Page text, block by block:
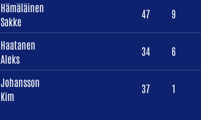
Hämäläinen
Sakke
47 9
Haatanen
Aleks
34 6
Johansson
Kim
37 1